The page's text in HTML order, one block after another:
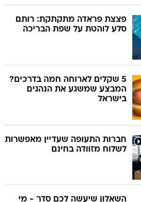
פצצת פראדה מתקתקת: רותם
סלע לוהטת על שפת הבריכה
5 שקלים לארוחה חמה בדרכים?
המבצע שמשגע את הנהגים
בישראל
חברות התעופה שעדיין מאפשרות
לשלוח מזוודה בחינם
השאלון שיעשה לכם סדר - מי